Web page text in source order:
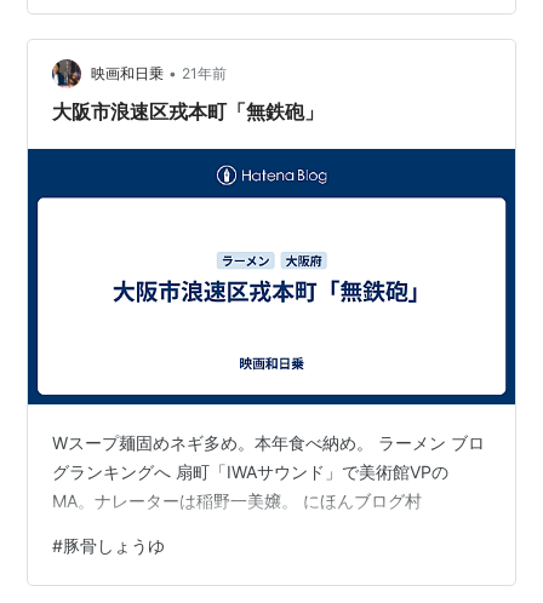
んですよね。 無理ほぐそうとするとスープが飛び散る
し。 ほぐれてきたかなと思うと、のび始めてるし…… お
そらくフライ麺では、あの食感は無理ですよね。 でも、
スープはおいし…
映画和日乗 • 21年前
大阪市浪速区戎本町「無鉄砲」
Wスープ麺固めネギ多め。本年食べ納め。 ラーメン ブロ
グランキングへ 扇町「IWAサウンド」で美術館VPの
MA。ナレーターは稲野一美嬢。 にほんブログ村
#豚骨しょうゆ